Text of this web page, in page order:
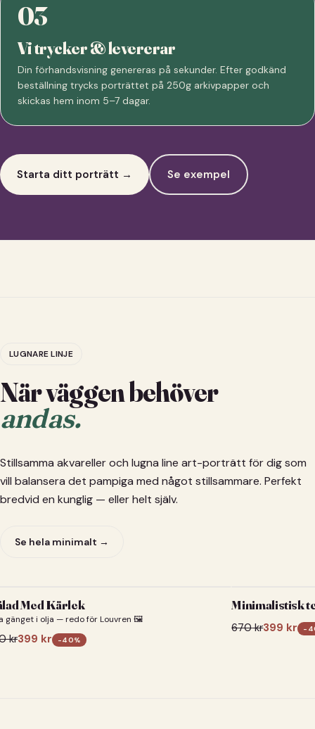
03
Vi trycker & levererar
Din förhandsvisning genereras på sekunder. Efter godkänd
beställning trycks porträttet på 250g arkivpapper och
skickas hem inom 5–7 dagar.
Starta ditt porträtt → Se exempel
LUGNARE LINJE
När väggen behöver
andas.
Stillsamma akvareller och lugna line art-porträtt för dig som
vill balansera det pampiga med något stillsammare. Perfekt
bredvid en kunglig — eller helt själv.
Se hela minimalt →
Med Kärlek
gänget i olja — redo för Louvren 🖼️
kr399 kr -40%
Minimalistisk
670kr399 kr -